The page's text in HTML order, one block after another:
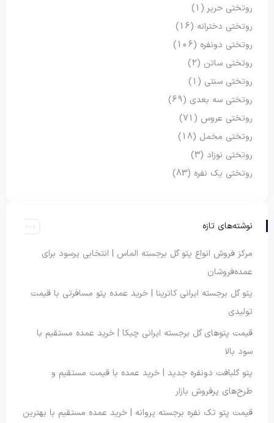
روتختی حریر(1)
روتختی دخترانه (16)
روتختی دونفره (106)
روتختی ساتن (2)
روتختی سنتی (1)
روتختی سه بعدی (69)
روتختی عروس (71)
روتختی مخمل (18)
روتختی نوزاد (3)
روتختی یک نفره (83)
نوشته‌های تازه
مرکز فروش انواع پتو گل برجسته الماس | انتخابی پرسود برای
عمده‌فروشان
پتو گل برجسته ایرانی کاترینا | خرید عمده پتو مسافرتی با قیمت
تولیدی
قیمت پتوهای گل برجسته ایرانی چیکا | خرید عمده مستقیم با
سود بالا
پتو گلبافت دونفره جدید | خرید عمده با قیمت مستقیم و
طرح‌های پرفروش بازار
قیمت پتو تک نفره برجسته پروانه | خرید عمده مستقیم با بهترین